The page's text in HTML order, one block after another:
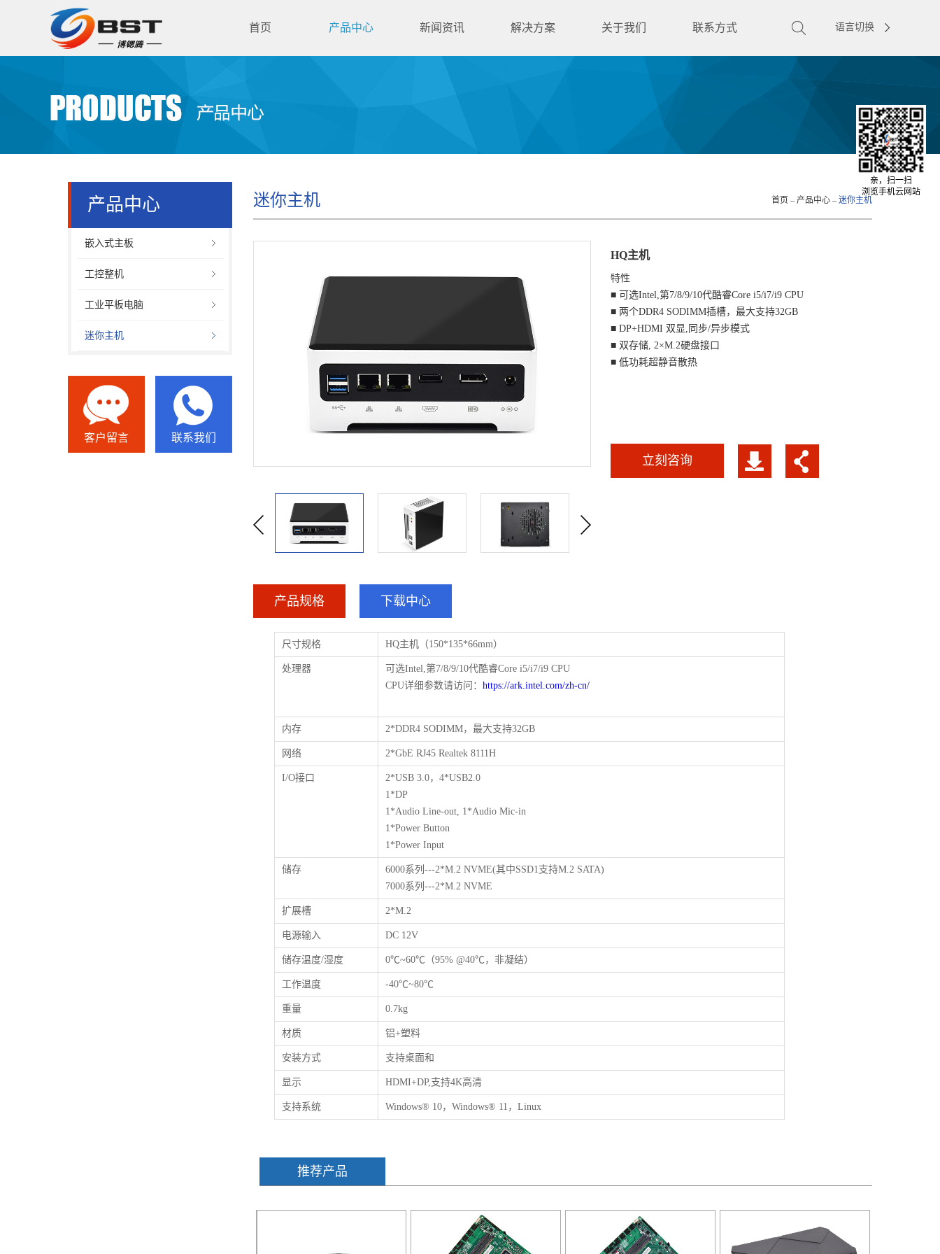
语言切换
首页 产品中心 新闻资讯 解决方案 关于我们 联系方式
产品中心
嵌入式主板
工控整机
工业平板电脑
迷你主机
客户留言 联系我们
迷你主机 首页 – 产品中心 – 迷你主机
HQ主机
特性
■ 可选Intel,第7/8/9/10代酷睿Core i5/i7/i9 CPU
■ 两个DDR4 SODIMM插槽，最大支持32GB
■ DP+HDMI 双显,同步/异步模式
■ 双存储, 2×M.2硬盘接口
■ 低功耗超静音散热
立刻咨询
产品规格 下载中心
尺寸规格 HQ主机（150*135*66mm）
处理器
可选Intel,第7/8/9/10代酷睿Core i5/i7/i9 CPU
CPU详细参数请访问： https://ark.intel.com/zh-cn/
内存 2*DDR4 SODIMM，最大支持32GB
网络 2*GbE RJ45 Realtek 8111H
I/O接口
2*USB 3.0，4*USB2.0
1*DP
1*Audio Line-out, 1*Audio Mic-in
1*Power Button
1*Power Input
储存
6000系列---2*M.2 NVME(其中SSD1支持M.2 SATA)
7000系列---2*M.2 NVME
扩展槽 2*M.2
电源输入 DC 12V
储存温度/湿度 0℃~60℃（95% @40℃，非凝结）
工作温度 -40℃~80℃
重量 0.7kg
材质 铝+塑料
安装方式 支持桌面和
显示 HDMI+DP,支持4K高清
支持系统 Windows® 10，Windows® 11，Linux
推荐产品
亲，扫一扫
浏览手机云网站